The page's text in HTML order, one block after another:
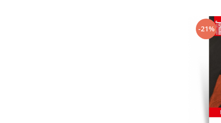
-21%